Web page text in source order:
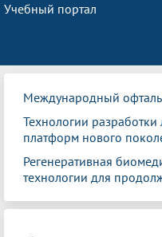
Учебный портал
Международный
Технологии разработки
платформ нового
Регенеративная
технологии для